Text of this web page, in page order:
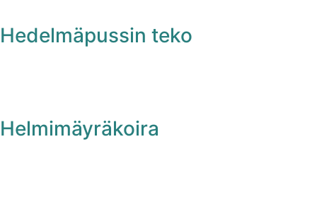
Hedelmäpussin teko
Helmimäyräkoira